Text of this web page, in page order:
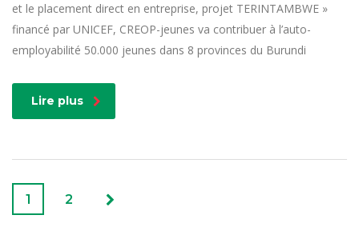
et le placement direct en entreprise, projet TERINTAMBWE »
financé par UNICEF, CREOP-jeunes va contribuer à l’auto-
employabilité 50.000 jeunes dans 8 provinces du Burundi
Lire plus
1 2